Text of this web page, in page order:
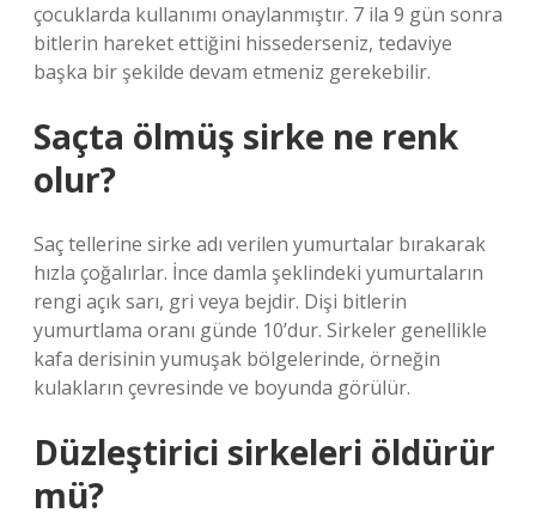
çocuklarda kullanımı onaylanmıştır. 7 ila 9 gün sonra
bitlerin hareket ettiğini hissederseniz, tedaviye
başka bir şekilde devam etmeniz gerekebilir.
Saçta ölmüş sirke ne renk
olur?
Saç tellerine sirke adı verilen yumurtalar bırakarak
hızla çoğalırlar. İnce damla şeklindeki yumurtaların
rengi açık sarı, gri veya bejdir. Dişi bitlerin
yumurtlama oranı günde 10’dur. Sirkeler genellikle
kafa derisinin yumuşak bölgelerinde, örneğin
kulakların çevresinde ve boyunda görülür.
Düzleştirici sirkeleri öldürür
mü?